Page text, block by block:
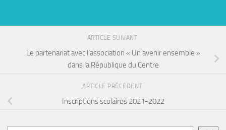
ARTICLE SUIVANT
Le partenariat avec l’association « Un avenir ensemble »
dans la République du Centre
ARTICLE PRÉCÉDENT
Inscriptions scolaires 2021-2022